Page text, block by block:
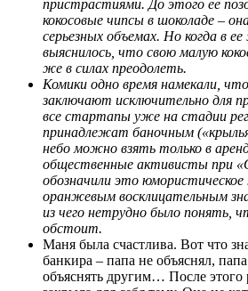
пристрастиями. До этого ее
кокосовые чипсы в шоколаде –
серьезных объемах. Но когда в
выяснилось, что свою малую
же в силах преодолеть.
Комики одно время намекали,
заключают исключительно для
все стартапы уже на стадии
принадлежат баночным
небо можно взять только в
общественные активисты при
обозначили это юмористическое
оранжевым восклицательным
из чего нетрудно было понять,
обстоит.
Маня была счастлива. Вот что
банкира – папа не объяснял,
объяснять другим… После этого